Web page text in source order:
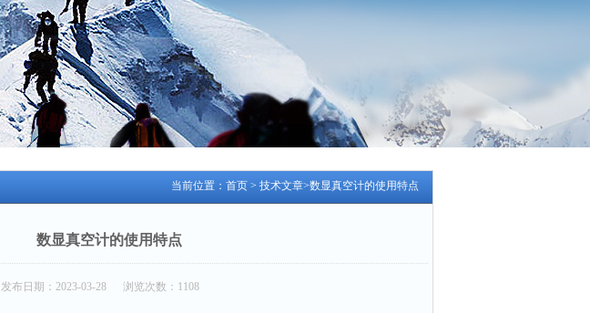
当前位置： 首页 > 技术文章>数显真空计的使用特点
数显真空计的使用特点
发布日期：2023-03-28 浏览次数：1108